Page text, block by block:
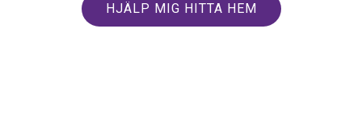
HJÄLP MIG HITTA HEM